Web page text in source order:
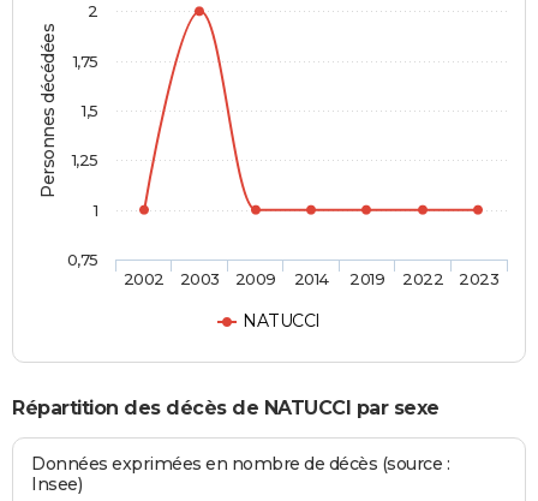
Personnes décédées
NATUCCI
2002 2003 2009 2014 2019 2022 2023
0,75
1
1,25
1,5
1,75
2
Répartition des décès de NATUCCI par sexe
Données exprimées en nombre de décès (source :
Insee)